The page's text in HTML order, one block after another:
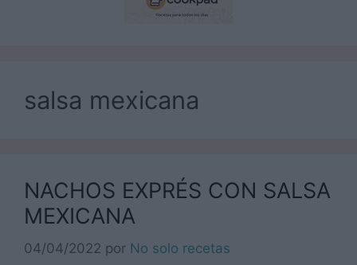
salsa mexicana
NACHOS EXPRÉS CON SALSA
MEXICANA
04/04/2022 por No solo recetas